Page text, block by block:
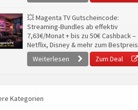
💥 Magenta TV Gutscheincode:
Streaming-Bundles ab effektiv
7,63€/Monat + bis zu 50€ Cashback –
Netflix, Disney & mehr zum Bestpreis
Weiterlesen
Zum Deal
Kategorien